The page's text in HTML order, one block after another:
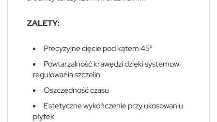
ZALETY:
Precyzyjne cięcie pod kątem 45°
Powtarzalność krawędzi dzięki systemowi
regulowania szczelin
Oszczędność czasu
Estetyczne wykończenie przy ukosowaniu
płytek